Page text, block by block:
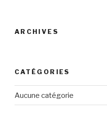
ARCHIVES
CATÉGORIES
Aucune catégorie